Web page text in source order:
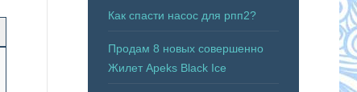
Как спасти насос для рпп2?
Продам 8 новых совершенно
Жилет Apeks Black Ice